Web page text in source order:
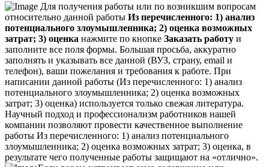
Для получения работы или по возникшим вопросам
относительно данной работы Из перечисленного: 1) анализ
потенциального злоумышленника; 2) оценка возможных
затрат; 3) оценка нажмите по кнопке Заказать работу и
заполните все поля формы. Большая просьба, аккуратно
заполнять и указывать все данной (ВУЗ, страну, email и
телефон), ваши пожелания и требования к работе. При
написании данной работы (Из перечисленного: 1) анализ
потенциального злоумышленника; 2) оценка возможных
затрат; 3) оценка) используется только свежая литература.
Научный подход и профессионализм работников нашей
компании позволяют провести качественное выполнение
работы Из перечисленного: 1) анализ потенциального
злоумышленника; 2) оценка возможных затрат; 3) оценка, в
результате чего полученные работы защищают на «отлично».